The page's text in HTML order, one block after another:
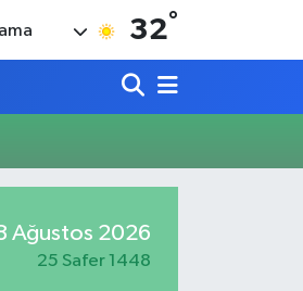
32°
Ağustos 2026
25 Safer 1448